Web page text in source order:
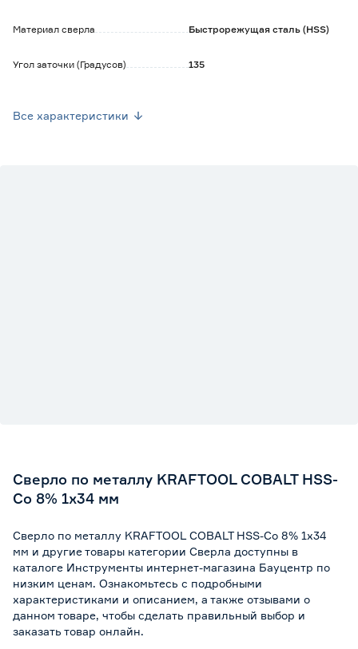
Материал сверла Быстрорежущая сталь (HSS)
Угол заточки (Градусов) 135
Все характеристики
Сверло по металлу KRAFTOOL COBALT HSS-
Co 8% 1х34 мм
Сверло по металлу KRAFTOOL COBALT HSS-Co 8% 1х34
мм и другие товары категории Сверла доступны в
каталоге Инструменты интернет-магазина Бауцентр по
низким ценам. Ознакомьтесь с подробными
характеристиками и описанием, а также отзывами о
данном товаре, чтобы сделать правильный выбор и
заказать товар онлайн.